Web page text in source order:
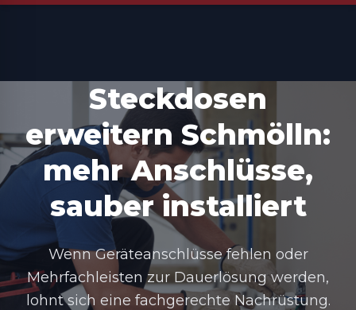
Steckdosen
erweitern Schmölln:
mehr Anschlüsse,
sauber installiert
Wenn Geräteanschlüsse fehlen oder
Mehrfachleisten zur Dauerlösung werden,
lohnt sich eine fachgerechte Nachrüstung.